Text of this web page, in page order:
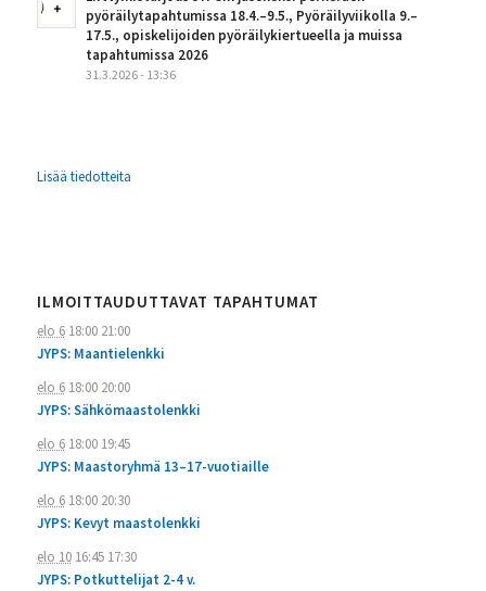
pyöräilytapahtumissa 18.4.–9.5., Pyöräilyviikolla 9.–
17.5., opiskelijoiden pyöräilykiertueella ja muissa
tapahtumissa 2026
31.3.2026 - 13:36
Lisää tiedotteita
ILMOITTAUDUTTAVAT TAPAHTUMAT
elo 618:00 21:00
JYPS: Maantielenkki
elo 618:00 20:00
JYPS: Sähkömaastolenkki
elo 618:00 19:45
JYPS: Maastoryhmä 13–17-vuotiaille
elo 618:00 20:30
JYPS: Kevyt maastolenkki
elo 1016:45 17:30
JYPS: Potkuttelijat 2-4 v.